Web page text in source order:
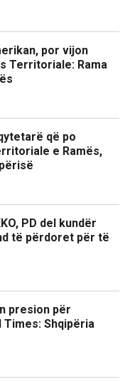
por vijon
Territoriale: Rama
që po
e Ramës,
PD del kundër
të përdoret për të
presion për
Times: Shqipëria